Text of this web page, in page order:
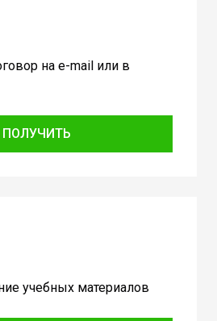
на e-mail или в
ПОЛУЧИТЬ
учебных материалов